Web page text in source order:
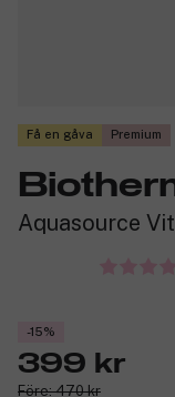
Få en gåva Premium
Aquasource
-15%
399 kr
Före: 470 kr